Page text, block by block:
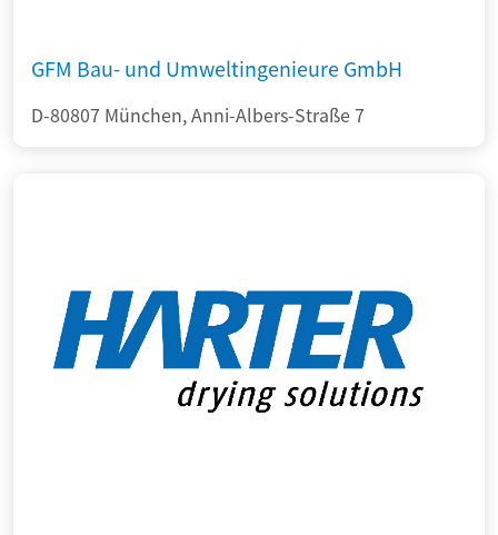
GFM Bau- und Umweltingenieure GmbH
D-80807 München, Anni-Albers-Straße 7